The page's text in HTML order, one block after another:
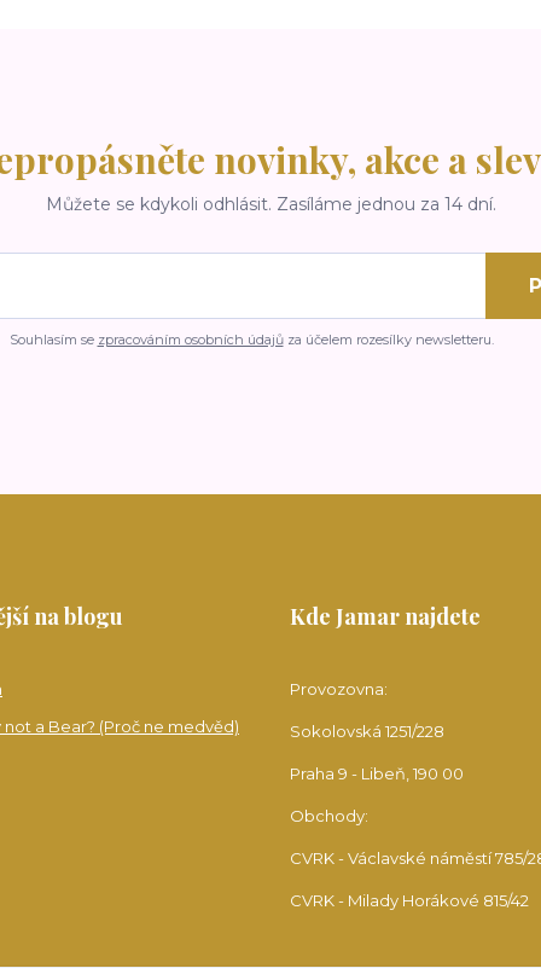
novinky, akce a
Můžete se kdykoli odhlásit. Zasíláme jednou za 14 dní.
Souhlasím se zpracováním osobních údajůza účelem rozesílky newsletteru.
na blogu
not a Bear? (Proč ne medvěd)
Kde Jamar najdete
Provozovna:
Sokolovská 1251/228
Praha 9 - Libeň, 190 00
Obchody:
CVRK - Václavské náměstí 785/
CVRK - Milady Horákové 815/42